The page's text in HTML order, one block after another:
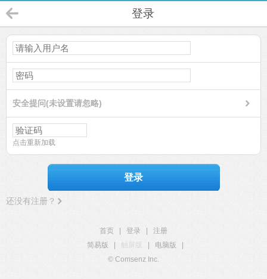
登录
安全提问(未设置请忽略)
点击重新加载
登录
还没有注册？
首页 登录
注册
简易版
触屏版 电脑版
© Comsenz Inc.